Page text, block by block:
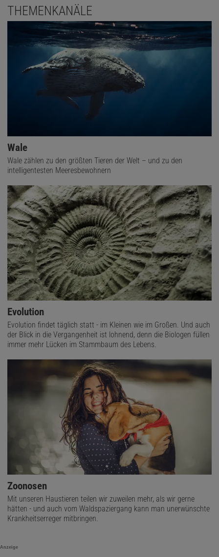
THEMENKANÄLE
Wale
Wale zählen zu den größten Tieren der Welt – und zu den
intelligentesten Meeresbewohnern
Evolution
Evolution findet täglich statt - im Kleinen wie im Großen. Und auch
der Blick in die Vergangenheit ist lohnend, denn die Biologen füllen
immer mehr Lücken im Stammbaum des Lebens.
Zoonosen
Mit unseren Haustieren teilen wir zuweilen mehr, als wir gerne
hätten - und auch vom Waldspaziergang kann man unerwünschte
Krankheitserreger mitbringen.
Anzeige